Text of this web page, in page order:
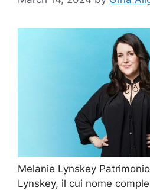
Melanie Lynskey
Lynskey, il cui nome